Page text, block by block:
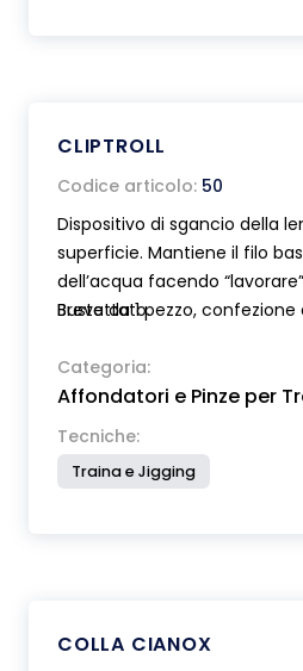
CLIPTROLL
Codice articolo: 50
Dispositivo di sgancio della
superficie. Mantiene il filo
dell’acqua facendo
Brevettato.
Busta da 1 pezzo, confezione
Categoria:
Affondatori e Pinze per
Tecniche:
Traina e Jigging
COLLA CIANOX